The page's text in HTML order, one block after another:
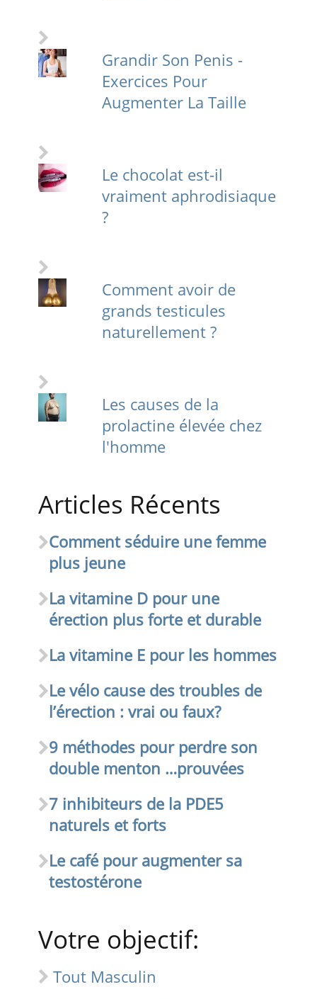
Grandir Son Penis -
Exercices Pour
Augmenter La Taille
Le chocolat est-il
vraiment aphrodisiaque
?
Comment avoir de
grands testicules
naturellement ?
Les causes de la
prolactine élevée chez
l'homme
Articles Récents
Comment séduire une femme
plus jeune
La vitamine D pour une
érection plus forte et durable
La vitamine E pour les hommes
Le vélo cause des troubles de
l’érection : vrai ou faux?
9 méthodes pour perdre son
double menton …prouvées
7 inhibiteurs de la PDE5
naturels et forts
Le café pour augmenter sa
testostérone
Votre objectif:
Tout Masculin